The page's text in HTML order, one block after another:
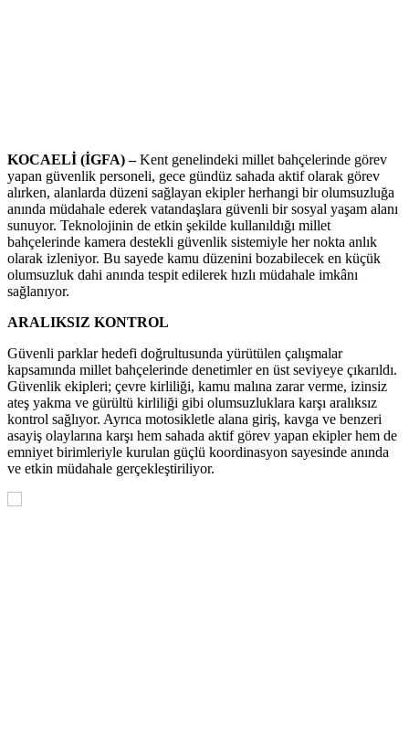
KOCAELİ (İGFA) –Kent genelindeki millet bahçelerinde görev
yapan güvenlik personeli, gece gündüz sahada aktif olarak görev
alırken, alanlarda düzeni sağlayan ekipler herhangi bir olumsuzluğa
anında müdahale ederek vatandaşlara güvenli bir sosyal yaşam alanı
sunuyor. Teknolojinin de etkin şekilde kullanıldığı millet
bahçelerinde kamera destekli güvenlik sistemiyle her nokta anlık
olarak izleniyor. Bu sayede kamu düzenini bozabilecek en küçük
olumsuzluk dahi anında tespit edilerek hızlı müdahale imkânı
sağlanıyor.
ARALIKSIZ KONTROL
Güvenli parklar hedefi doğrultusunda yürütülen çalışmalar
kapsamında millet bahçelerinde denetimler en üst seviyeye çıkarıldı.
Güvenlik ekipleri; çevre kirliliği, kamu malına zarar verme, izinsiz
ateş yakma ve gürültü kirliliği gibi olumsuzluklara karşı aralıksız
kontrol sağlıyor. Ayrıca motosikletle alana giriş, kavga ve benzeri
asayiş olaylarına karşı hem sahada aktif görev yapan ekipler hem de
emniyet birimleriyle kurulan güçlü koordinasyon sayesinde anında
ve etkin müdahale gerçekleştiriliyor.